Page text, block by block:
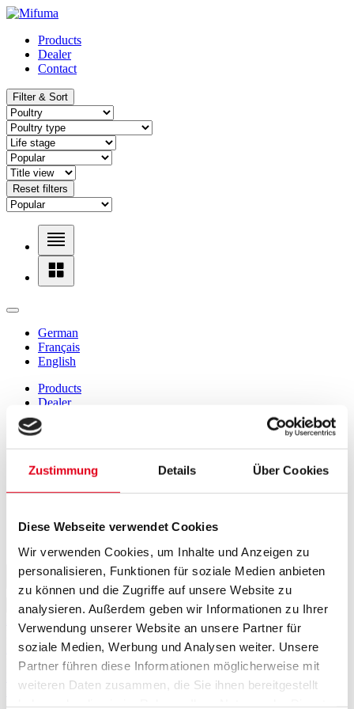
Zustimmung Details Über Cookies
Diese Webseite verwendet Cookies
Wir verwenden Cookies, um Inhalte und Anzeigen zu
personalisieren, Funktionen für soziale Medien anbieten
zu können und die Zugriffe auf unsere Website zu
analysieren. Außerdem geben wir Informationen zu Ihrer
Verwendung unserer Website an unsere Partner für
soziale Medien, Werbung und Analysen weiter. Unsere
Partner führen diese Informationen möglicherweise mit
weiteren Daten zusammen, die Sie ihnen bereitgestellt
Products
Dealer
Contact
Filter & Sort
Reset filters
German
Français
English
Products
Dealer
Company
Certificates
Premiums
Français
Back to overview
Nutrition
Feeding plan
News
Is this still good and can be feed?
Feeding young roosters and hens properly